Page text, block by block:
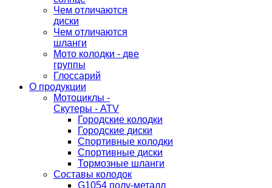
Чем отличаются
диски
Чем отличаются
шланги
Мото колодки - две
группы
Глоссарий
О продукции
Мотоциклы -
Скутеры - ATV
Городские колодки
Городские диски
Спортивные колодки
Спортивные диски
Тормозные шланги
Составы колодок
G1054 полу-металл